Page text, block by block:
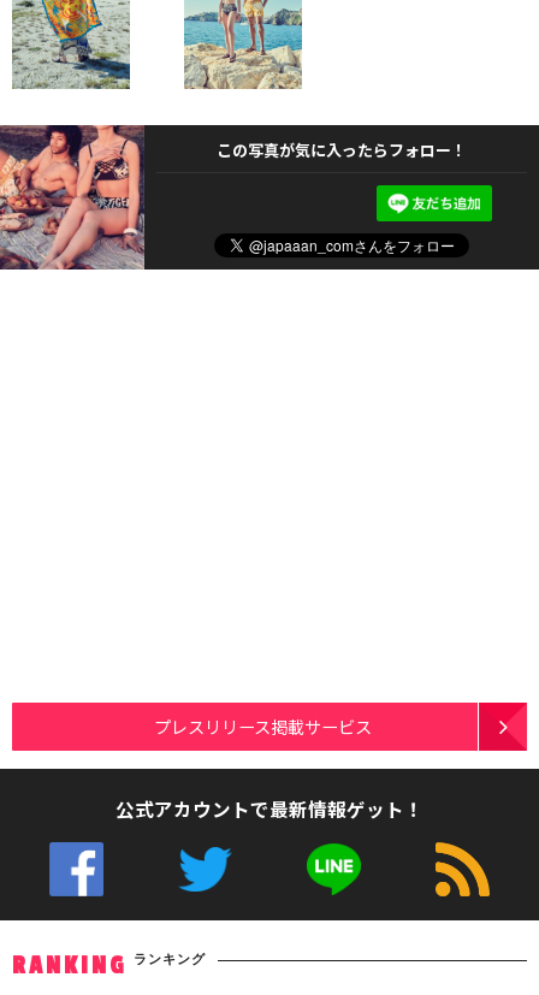
この写真が気に入ったらフォロー！
プレスリリース掲載サービス
公式アカウントで最新情報ゲット！
RANKING ランキング